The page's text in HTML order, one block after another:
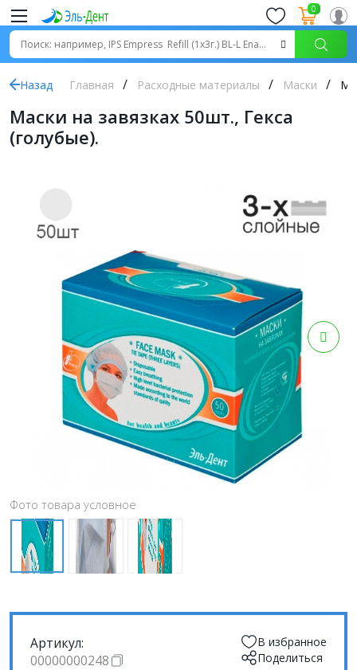
0
Назад Главная Расходные материалы Маски
Маски на завязках 50шт., Гекса
(голубые).
Фото товара условное
Артикул:
00000000248
В избранное
Поделиться